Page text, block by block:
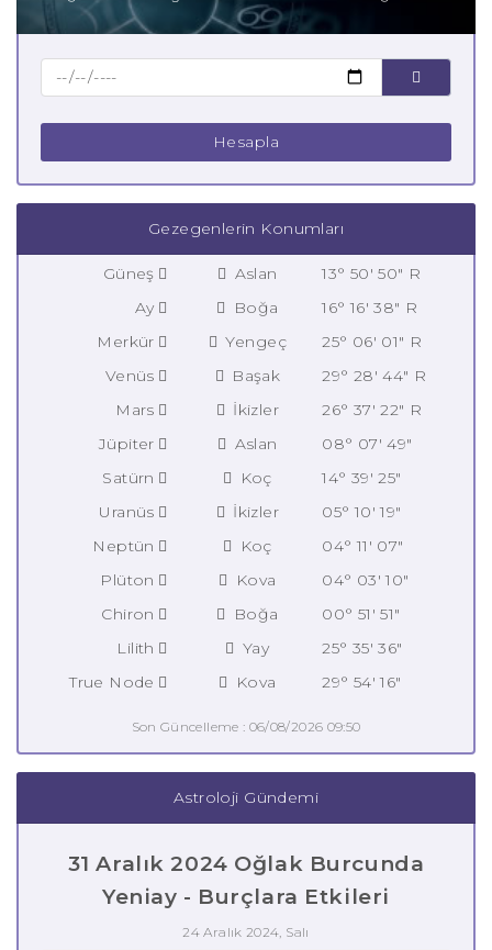
Hesapla
Gezegenlerin Konumları
Güneş Aslan
13° 50' 50" R
Ay
Boğa
16° 16' 38" R
Merkür
Yengeç
25° 06' 01" R
Venüs
Başak
29° 28' 44" R
Mars
İkizler
26° 37' 22" R
Jüpiter
Aslan
08° 07' 49"
Satürn
Koç
14° 39' 25"
Uranüs
İkizler
05° 10' 19"
Neptün
Koç
04° 11' 07"
Plüton
Kova
04° 03' 10"
Chiron
Boğa
00° 51' 51"
Lilith
Yay
25° 35' 36"
True Node
Kova 29° 54' 16"
Son Güncelleme : 06/08/2026 09:50
Astroloji Gündemi
31 Aralık 2024 Oğlak Burcunda
Yeniay - Burçlara Etkileri
24 Aralık 2024, Salı